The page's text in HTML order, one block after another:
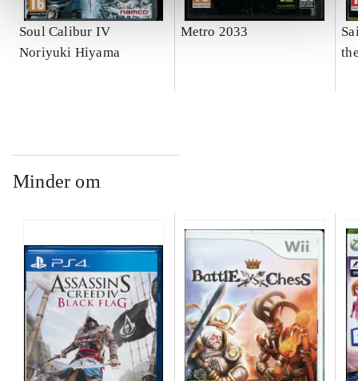
Soul Calibur IV
Noriyuki Hiyama
Metro 2033
Minder om